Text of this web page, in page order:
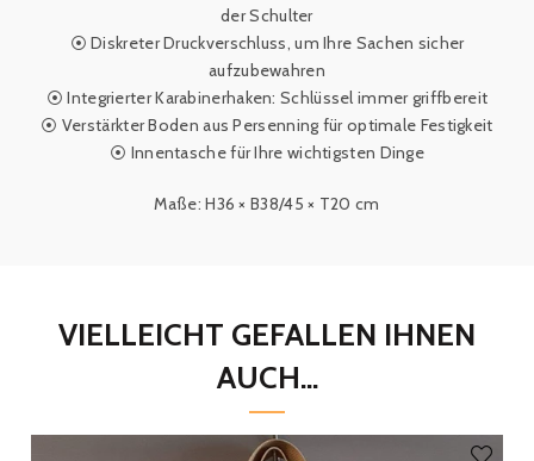
der Schulter
⦿ Diskreter Druckverschluss, um Ihre Sachen sicher
aufzubewahren
⦿ Integrierter Karabinerhaken: Schlüssel immer griffbereit
⦿ Verstärkter Boden aus Persenning für optimale Festigkeit
⦿ Innentasche für Ihre wichtigsten Dinge
Maße: H36 × B38/45 × T20 cm
VIELLEICHT GEFALLEN IHNEN
AUCH...